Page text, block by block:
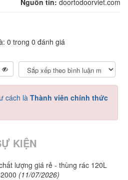
Nguồn tin: doortodoorviet.com
0 trong 0 đánh giá
cách là Thành viên chính thức
KIỆN
lượng giá rẻ - thùng rác 120L
(11/07/2026)